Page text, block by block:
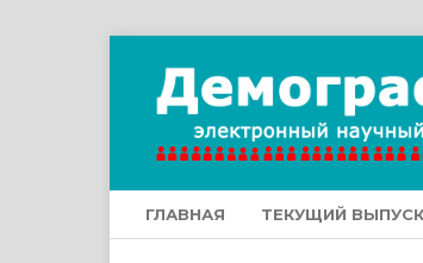
ГЛАВНАЯ ТЕКУЩИЙ ВЫПУСК